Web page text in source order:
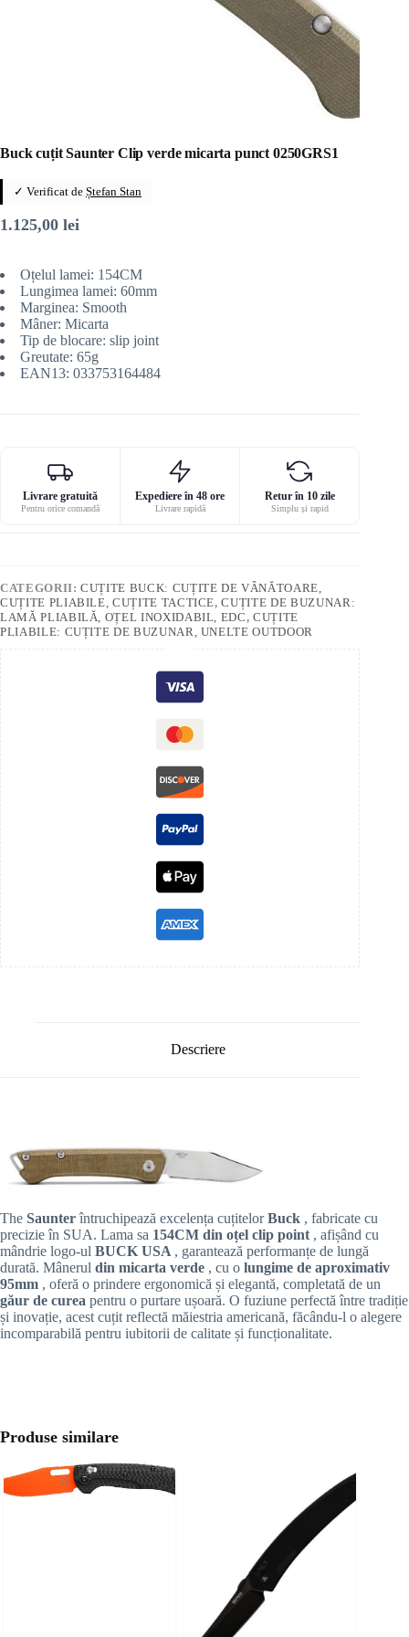
Buck cuțit Saunter Clip verde micarta punct 0250GRS1
✓ Verificat de Ștefan Stan
1.125,00 lei
Oțelul lamei: 154CM
Lungimea lamei: 60mm
Marginea: Smooth
Mâner: Micarta
Tip de blocare: slip joint
Greutate: 65g
EAN13: 033753164484
Livrare gratuită
Pentru orice comandă
Expediere în 48 ore
Livrare rapidă
Retur în 10 zile
Simplu și rapid
CATEGORII:CUȚITE BUCK: CUȚITE DE VÂNĂTOARE,
CUȚITE PLIABILE, CUȚITE TACTICE,CUȚITE DE BUZUNAR:
LAMĂ PLIABILĂ, OȚEL INOXIDABIL, EDC,CUȚITE
PLIABILE: CUȚITE DE BUZUNAR, UNELTE OUTDOOR
Descriere
The Saunterîntruchipează excelența cuțitelorBuck , fabricate cu
precizie în SUA. Lama sa 154CM din oțel clip point , afișând cu
mândrie logo-ul BUCK USA , garantează performanțe de lungă
durată. Mânerul din micarta verde , cu o lungime de aproximativ
95mm , oferă o prindere ergonomică și elegantă, completată de un
găur de curea pentru o purtare ușoară. O fuziune perfectă între tradiție
și inovație, acest cuțit reflectă măiestria americană, făcându-l o alegere
incomparabilă pentru iubitorii de calitate și funcționalitate.
Produse similare